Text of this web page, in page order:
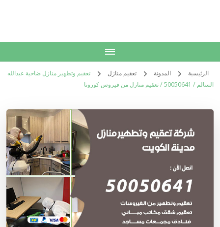
الرئيسية المدونة تعقيم منازل
تعقيم وتطهير منازل ضاحية عبدالله
السالم / 50050641 / تعقيم منازل من فيروس كورونا